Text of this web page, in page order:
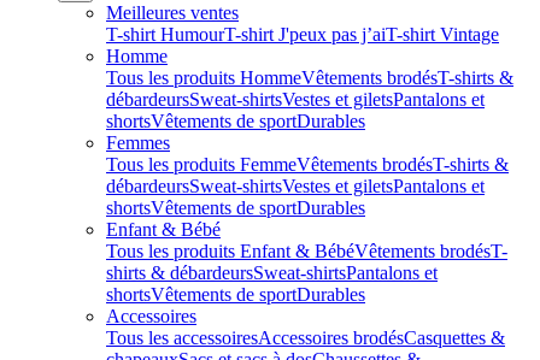
Meilleures ventes
T-shirt HumourT-shirt J'peux pas j’aiT-shirt Vintage
Homme
Tous les produits HommeVêtements brodésT-shirts &
débardeursSweat-shirtsVestes et giletsPantalons et
shortsVêtements de sportDurables
Femmes
Tous les produits FemmeVêtements brodésT-shirts &
débardeursSweat-shirtsVestes et giletsPantalons et
shortsVêtements de sportDurables
Enfant & Bébé
Tous les produits Enfant & BébéVêtements brodésT-
shirts & débardeursSweat-shirtsPantalons et
shortsVêtements de sportDurables
Accessoires
Tous les accessoiresAccessoires brodésCasquettes &